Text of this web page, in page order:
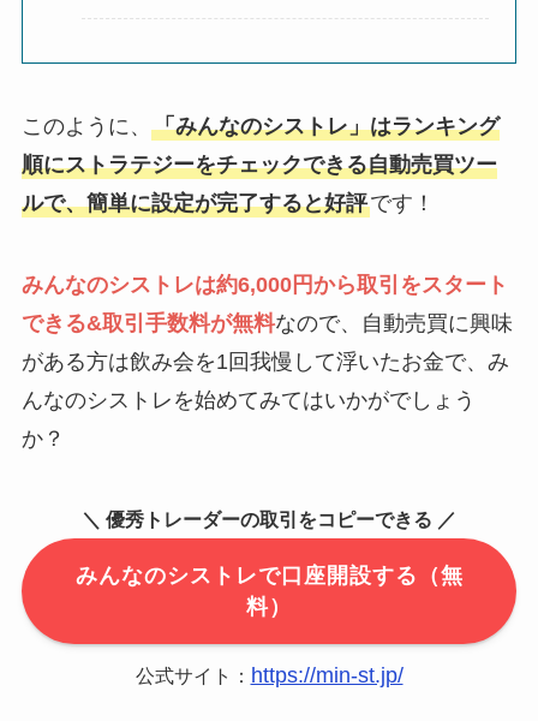
このように、 「みんなのシストレ」はランキング
順にストラテジーをチェックできる自動売買ツー
ルで、簡単に設定が完了すると好評です！
みんなのシストレは約6,000円から取引をスタート
できる&取引手数料が無料なので、自動売買に興味
がある方は飲み会を1回我慢して浮いたお金で、み
んなのシストレを始めてみてはいかがでしょう
か？
＼ 優秀トレーダーの取引をコピーできる ／
みんなのシストレで口座開設する（無
料）
公式サイト： https://min-st.jp/